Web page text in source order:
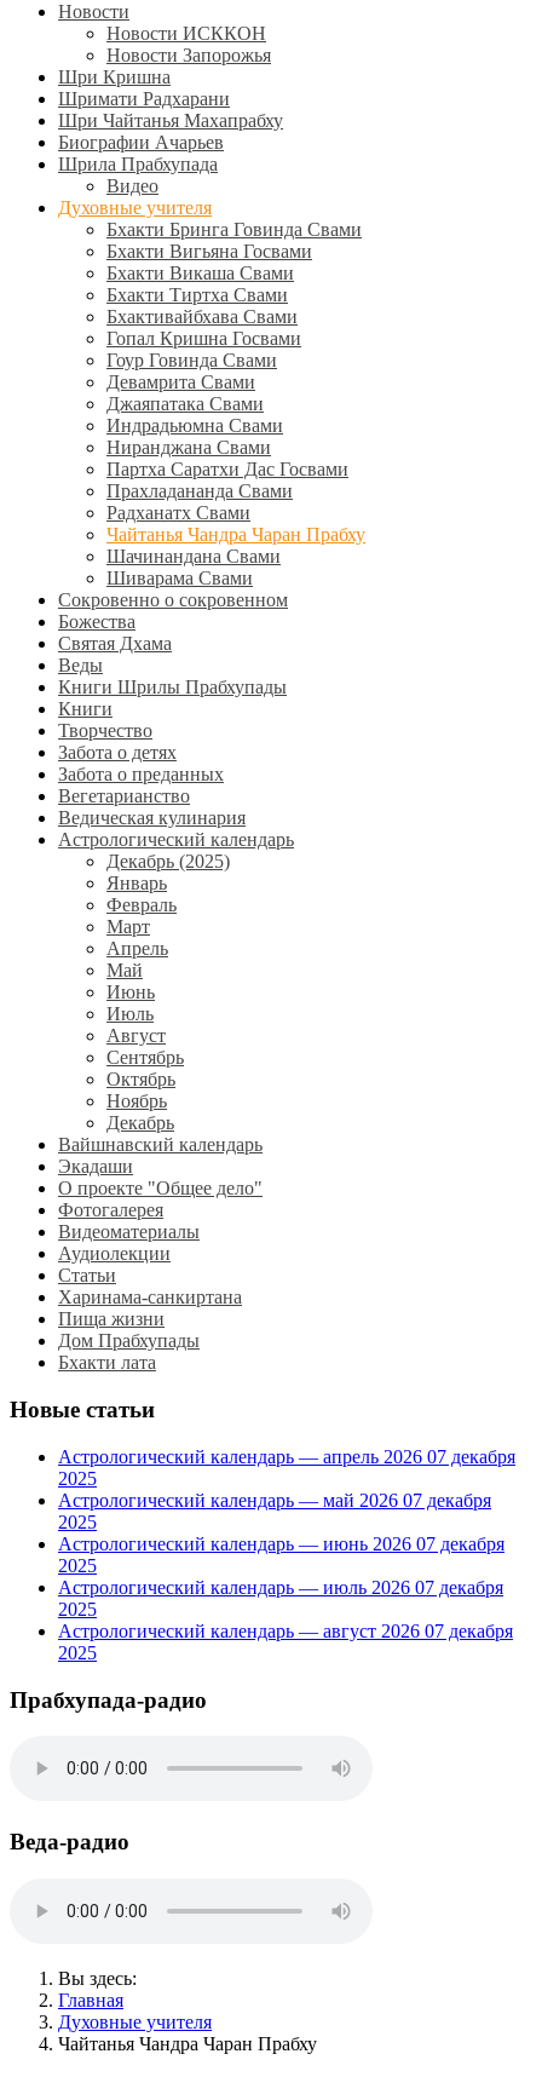
Новости
Новости ИСККОН
Новости Запорожья
Шри Кришна
Шримати Радхарани
Шри Чайтанья Махапрабху
Биографии Ачарьев
Шрила Прабхупада
Видео
Духовные учителя
Бхакти Бринга Говинда Свами
Бхакти Вигьяна Госвами
Бхакти Викаша Свами
Бхакти Тиртха Свами
Бхактивайбхава Свами
Гопал Кришна Госвами
Гоур Говинда Свами
Девамрита Свами
Джаяпатака Свами
Индрадьюмна Свами
Ниранджана Свами
Партха Саратхи Дас Госвами
Прахладананда Свами
Радханатх Свами
Чайтанья Чандра Чаран Прабху
Шачинандана Свами
Шиварама Свами
Сокровенно о сокровенном
Божества
Святая Дхама
Веды
Книги Шрилы Прабхупады
Книги
Творчество
Забота о детях
Забота о преданных
Вегетарианство
Ведическая кулинария
Астрологический календарь
Декабрь (2025)
Январь
Февраль
Март
Апрель
Май
Июнь
Июль
Август
Сентябрь
Октябрь
Ноябрь
Декабрь
Вайшнавский календарь
Экадаши
О проекте "Общее дело"
Фотогалерея
Видеоматериалы
Аудиолекции
Статьи
Харинама-санкиртана
Пища жизни
Дом Прабхупады
Бхакти лата
Новые статьи
Астрологический календарь — апрель 2026 07 декабря
2025
Астрологический календарь — май 2026 07 декабря
2025
Астрологический календарь — июнь 2026 07 декабря
2025
Астрологический календарь — июль 2026 07 декабря
2025
Астрологический календарь — август 2026 07 декабря
2025
Прабхупада-радио
Веда-радио
Вы здесь:
Главная
Духовные учителя
Чайтанья Чандра Чаран Прабху